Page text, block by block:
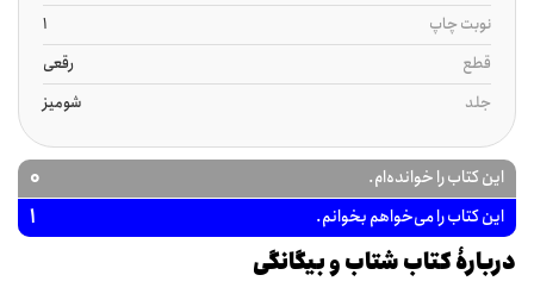
نوبت چاپ
1
قطع
رقعی
جلد
شومیز
این کتاب را خوانده‌ام. 0
این کتاب را می‌خواهم بخوانم. 1
دربارۀ کتاب شتاب و بیگانگی